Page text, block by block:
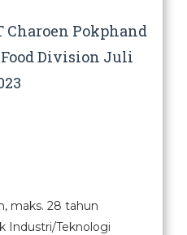
Charoen Pokphand
Division Juli
maks. 28 tahun
Industri/Teknologi